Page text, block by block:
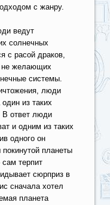
с жанру.
ведут
солнечных
с расой драков,
не желающих
системы.
люди
из таких
В ответ люди
и одним из таких
одного он
планеты
терпит
сюрприз в
сначала хотел
планета